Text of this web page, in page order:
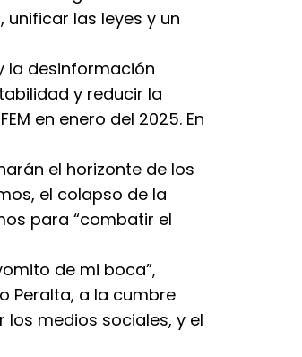
unificar las leyes y un
la desinformación
y reducir la
en enero del 2025. En
el horizonte de los
el colapso de la
para “combatir el
de mi boca”,
Peralta, a la cumbre
los medios sociales, y el